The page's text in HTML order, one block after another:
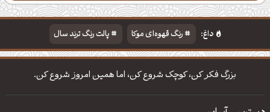
دسته‌بندی مطالب تازه تایپوگرافی پالت‌ها
داغ: رنگ قهوه‌ای موکا
پالت رنگ ترند سال
دانلود والپیپر مذهبی
تایپوگرافی شعر مولانا
بزرگ فکر کن، کوچک شروع کن، اما همین امروز شروع کن.